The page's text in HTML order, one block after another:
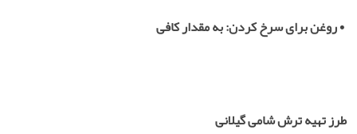
•روغن برای سرخ کردن: به مقدار کافی
طرز تهیه ترش شامی گیلانی